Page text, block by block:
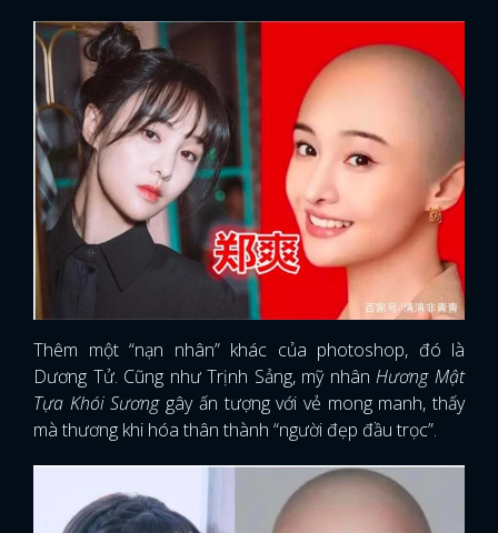
Thêm một “nạn nhân” khác của photoshop, đó là
Dương Tử. Cũng như Trịnh Sảng, mỹ nhânHương Mật
Tựa Khói Sương gây ấn tượng với vẻ mong manh, thấy
mà thương khi hóa thân thành “người đẹp đầu trọc”.